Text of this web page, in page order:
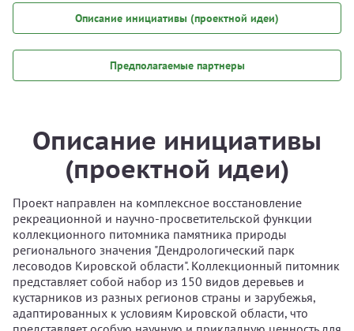
Описание инициативы (проектной идеи)
Предполагаемые партнеры
Описание инициативы
(проектной идеи)
Проект направлен на комплексное восстановление
рекреационной и научно‑просветительской функции
коллекционного питомника памятника природы
регионального значения "Дендрологический парк
лесоводов Кировской области". Коллекционный питомник
представляет собой набор из 150 видов деревьев и
кустарников из разных регионов страны и зарубежья,
адаптированных к условиям Кировской области, что